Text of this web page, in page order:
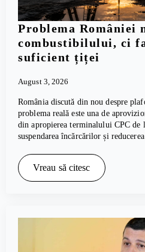
Problema României
combustibilului, ci
suficient țiței
August 3, 2026
România discută din nou despre
problema reală este una de
din apropierea terminalului CPC de
suspendarea încărcărilor și
Vreau să citesc